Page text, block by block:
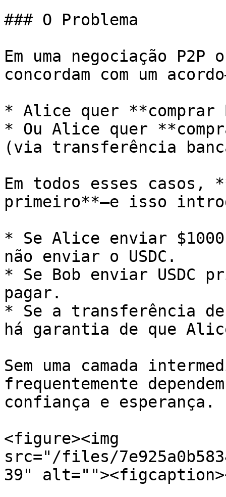
### O Problema
Em uma negociação
concordam com um
* Alice quer **comprar
* Ou Alice quer
(via transferência
Em todos esses casos,
primeiro**—e isso
* Se Alice enviar
não enviar o USDC.
* Se Bob enviar USDC
pagar.
* Se a transferência
há garantia de que
Sem uma camada
frequentemente
confiança e esperança.
<figure><img
src="/files/
39"